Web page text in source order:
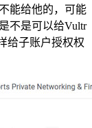
能给他的，可能
不是可以给Vultr
给子账户授权权